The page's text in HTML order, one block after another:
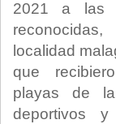
2021 a las
localidad
que
playas de
deportivos y